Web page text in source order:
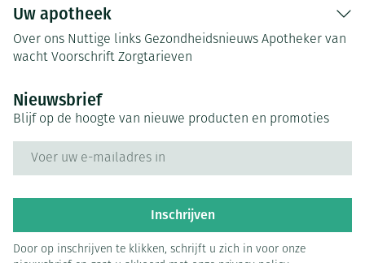
Uw apotheek
Over ons Nuttige links Gezondheidsnieuws Apotheker van
wacht Voorschrift Zorgtarieven
Nieuwsbrief
Blijf op de hoogte van nieuwe producten en promoties
Inschrijven
Door op inschrijven te klikken, schrijft u zich in voor onze